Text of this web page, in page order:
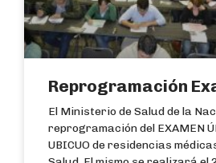
Reprogramación
El Ministerio de Salud de la
reprogramación del EXAMEN
UBICUO de residencias